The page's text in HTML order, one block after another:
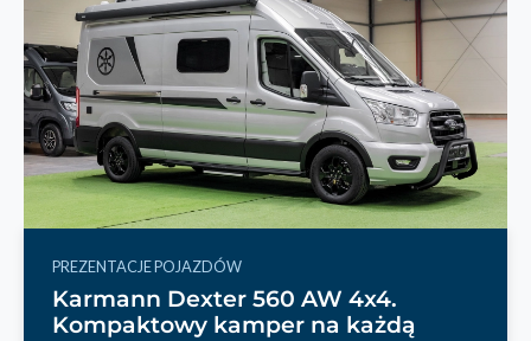
PREZENTACJE POJAZDÓW
Karmann Dexter 560 AW 4x4.
Kompaktowy kamper na każdą